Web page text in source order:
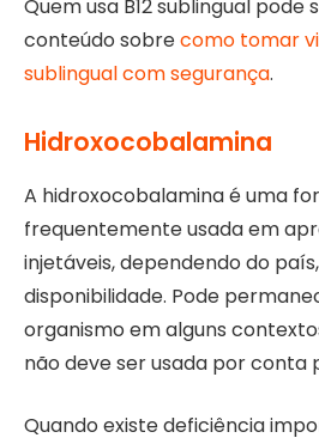
Quem usa B12 sublingual pode
conteúdo sobrecomo tomar
sublingual com segurança.
Hidroxocobalamina
A hidroxocobalamina é uma
frequentemente usada em
injetáveis, dependendo do
disponibilidade. Pode
organismo em alguns
não deve ser usada por conta
Quando existe deficiência